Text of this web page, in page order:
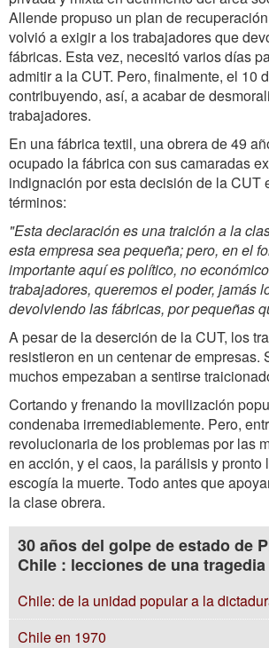
Allende propuso un plan de
volvió a exigir a los trabajadores que
fábricas. Esta vez, necesitó varios días
admitir a la CUT. Pero, finalmente, el 10
contribuyendo, así, a acabar de
trabajadores.
En una fábrica textil, una obrera de 49
ocupado la fábrica con sus camaradas
indignación por esta decisión de la CUT
términos:
"Esta declaración es una traición a la
esta empresa sea pequeña; pero, en el
importante aquí es político, no
trabajadores, queremos el poder, jamás
devolviendo las fábricas, por pequeñas
A pesar de la deserción de la CUT, los
resistieron en un centenar de empresas.
muchos empezaban a sentirse
Cortando y frenando la movilización
condenaba irremediablemente. Pero,
revolucionaria de los problemas por las
en acción, y el caos, la parálisis y pronto
escogía la muerte. Todo antes que
la clase obrera.
30 años del golpe de estado de
Chile : lecciones de una tragedia
Chile: de la unidad popular a la
Chile en 1970